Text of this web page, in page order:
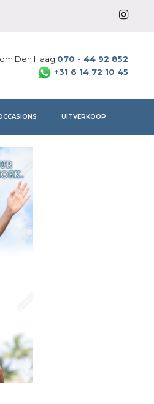
Den Haag 070 - 44 92 852
+31 6 14 72 10 45
UITVERKOOP